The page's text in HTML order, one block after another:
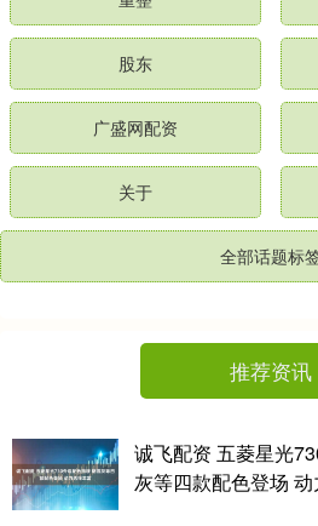
股东
广盛网配资
关于
全部话题标
推荐资讯
诚飞配资 五菱星光
灰等四款配色登场